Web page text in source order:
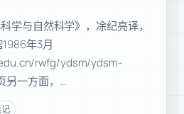
学与自然科学》，凃纪亮译，
年3月
rwfg/ydsm/ydsm-
另一方面，…